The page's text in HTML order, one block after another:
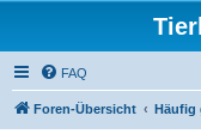
FAQ
Foren-Übersicht Häufig